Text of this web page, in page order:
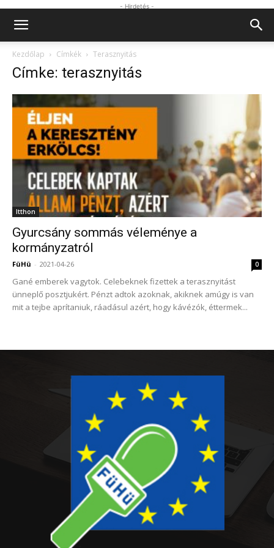
- Hirdetés -
Kezdőlap Címkék Terasznyitás
Címke: terasznyitás
Itthon
Gyurcsány sommás véleménye a
kormányzatról
FüHü - 2021-04-26 0
Gané emberek vagytok. Celebeknek fizettek a terasznyitást
ünneplő posztjukért. Pénzt adtok azoknak, akiknek amúgy is van
mit a tejbe aprítaniuk, ráadásul azért, hogy kávézók, éttermek...